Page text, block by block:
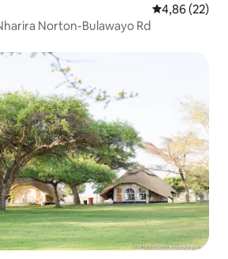
Gemiddelde
4,86 (22)
Norton-Bulawayo Rd